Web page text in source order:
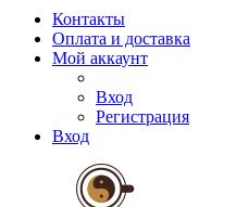
Контакты
Оплата и доставка
Мой аккаунт
Вход
Регистрация
Вход